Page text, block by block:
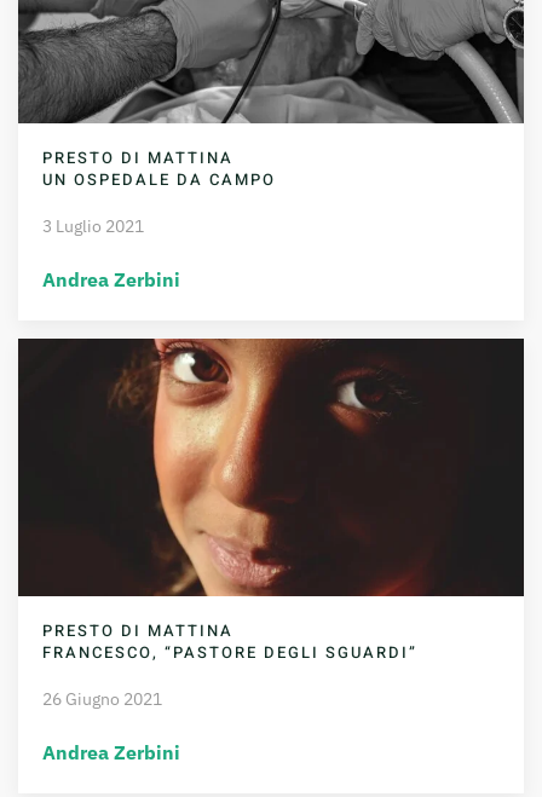
PRESTO DI MATTINA
UN OSPEDALE DA CAMPO
3 Luglio 2021
Andrea Zerbini
PRESTO DI MATTINA
FRANCESCO, “PASTORE DEGLI SGUARDI”
26 Giugno 2021
Andrea Zerbini